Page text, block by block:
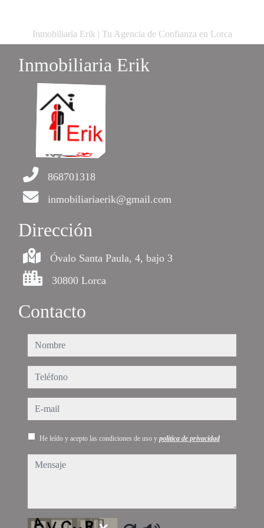
Inmobiliaria Erik | Tu Agencia de Confianza en Lorca
Inmobiliaria Erik
868701318
inmobiliariaerik@gmail.com
Dirección
Óvalo Santa Paula, 4, bajo 3
30800 Lorca
Contacto
nombre
teléfono
e-mail
He leído y acepto las condiciones de uso y política de privacidad
mensaje
Captcha